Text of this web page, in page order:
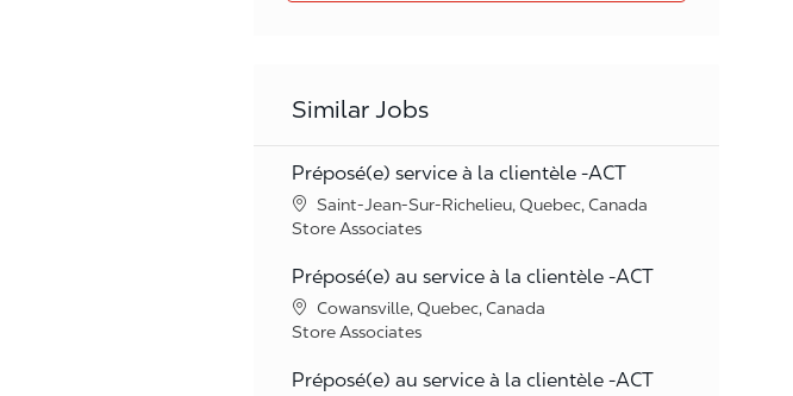
Similar Jobs
Préposé(e) service à la clientèle -ACT
Location
Saint-Jean-Sur-Richelieu, Quebec, Canada
Category
Store Associates
Préposé(e) au service à la clientèle -ACT
Location
Cowansville, Quebec, Canada
Category
Store Associates
Préposé(e) au service à la clientèle -ACT